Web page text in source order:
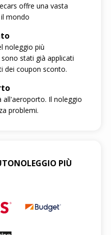
offre una vasta
mondo
noleggio più
stati già applicati
dei coupon sconto.
all'aeroporto. Il noleggio
problemi.
PIÙ